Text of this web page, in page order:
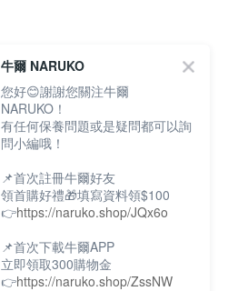
牛爾 NARUKO
您好😊謝謝您關注牛爾
NARUKO！
有任何保養問題或是疑問都可以詢
問小編哦！
📌首次註冊牛爾好友
領首購好禮🎁填寫資料領$100
👉https://naruko.shop/JQx6o
📌首次下載牛爾APP
立即領取300購物金
👉https://naruko.shop/ZssNW